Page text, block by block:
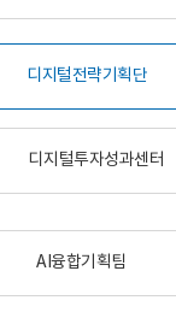
디지털전략기획단
디지털투자성과센터
AI융합기획팀